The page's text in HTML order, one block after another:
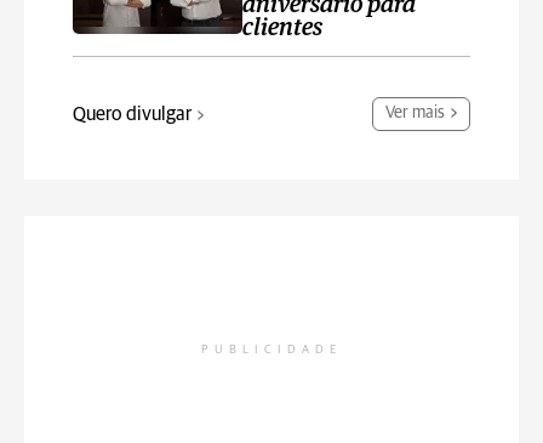
aniversário para
clientes
Quero divulgar Ver mais
PUBLICIDADE